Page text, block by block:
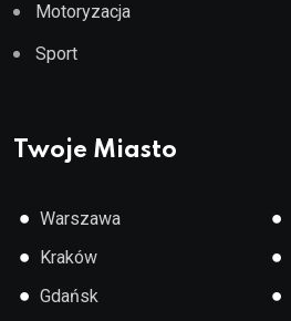
Motoryzacja
Sport
Twoje Miasto
● Warszawa
● Kraków
● Gdańsk
●
●
●